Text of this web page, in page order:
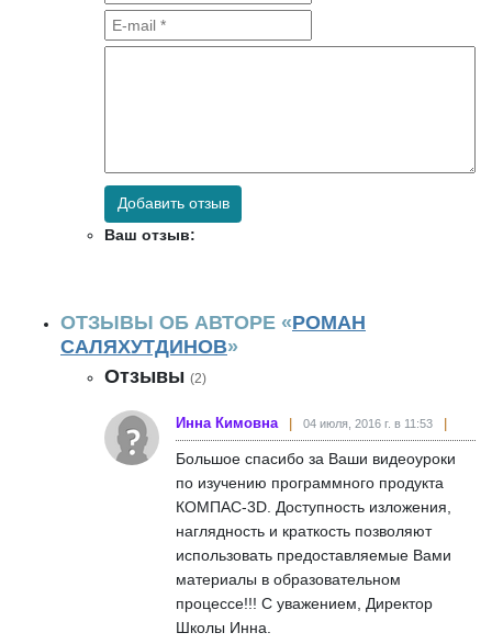
Добавить отзыв
Ваш отзыв:
ОТЗЫВЫ ОБ АВТОРЕ «РОМАН
САЛЯХУТДИНОВ»
Отзывы (2)
Инна Кимовна 04 июля, 2016 г. в 11:53
Большое спасибо за Ваши видеоуроки
по изучению программного продукта
КОМПАС-3D. Доступность изложения,
наглядность и краткость позволяют
использовать предоставляемые Вами
материалы в образовательном
процессе!!! С уважением, Директор
Школы Инна.